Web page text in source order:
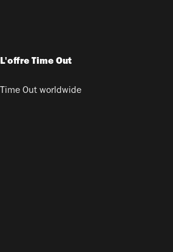
L'offre Time Out
Time Out worldwide